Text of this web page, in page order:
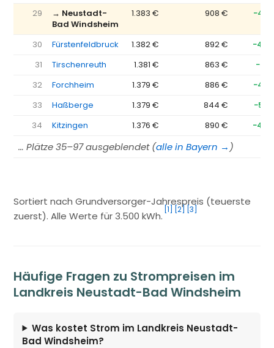
29
→ Neustadt-
Bad Windsheim
1.383 € 908 €
30 Fürstenfeldbruck 1.382 € 892 €
31
Tirschenreuth 1.381 € 863 €
32
Forchheim 1.379 € 886 €
33
Haßberge 1.379 € 844 €
34
Kitzingen 1.376 € 890 €
… Plätze 35–97 ausgeblendet (alle in Bayern → )
Sortiert nach Grundversorger-Jahrespreis (teuerste
zuerst). Alle Werte für 3.500 kWh.
[1] [2] [3]
Häufige Fragen zu Strompreisen im
Landkreis Neustadt-Bad Windsheim
Was kostet Strom im Landkreis Neustadt-
Bad Windsheim?